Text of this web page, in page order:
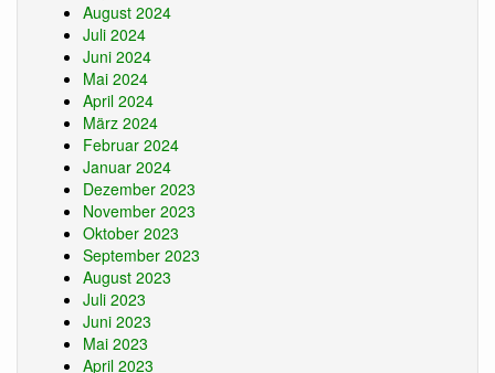
August 2024
Juli 2024
Juni 2024
Mai 2024
April 2024
März 2024
Februar 2024
Januar 2024
Dezember 2023
November 2023
Oktober 2023
September 2023
August 2023
Juli 2023
Juni 2023
Mai 2023
April 2023